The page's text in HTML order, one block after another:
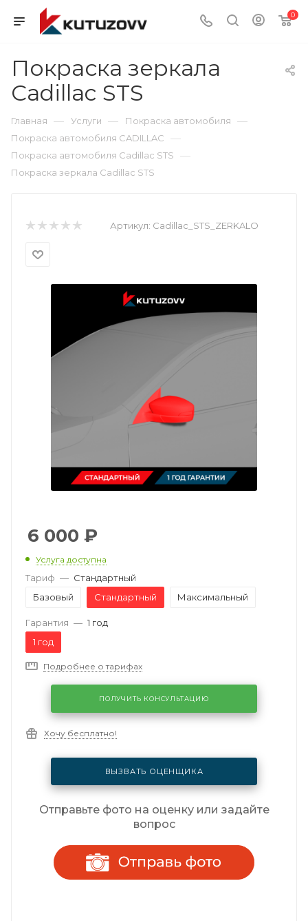
0
Покраска зеркала
Cadillac STS
Главная — Услуги — Покраска автомобиля —
Покраска автомобиля CADILLAC —
Покраска автомобиля Cadillac STS —
Покраска зеркала Cadillac STS
Артикул: Cadillac_STS_ZERKALO
6 000 ₽
Услуга доступна
Тариф — Стандартный
Базовый
Стандартный Максимальный
Гарантия — 1 год
1 год
Подробнее о тарифах
ПОЛУЧИТЬ КОНСУЛЬТАЦИЮ
Хочу бесплатно!
ВЫЗВАТЬ ОЦЕНЩИКА
Отправьте фото на оценку или задайте
вопрос